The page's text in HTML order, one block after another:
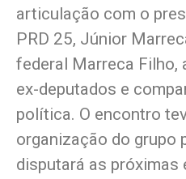
articulação com o
PRD 25, Júnior
federal Marreca Filho,
ex-deputados e
política. O encontro
organização do grupo
disputará as próximas